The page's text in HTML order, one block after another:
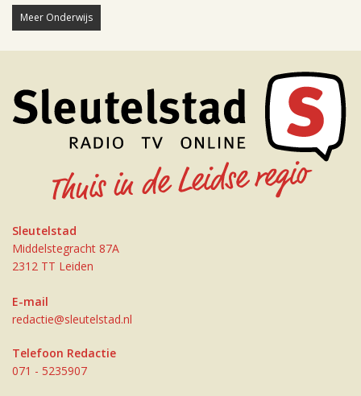
Meer Onderwijs
Sleutelstad
Middelstegracht 87A
2312 TT Leiden
E-mail
redactie@sleutelstad.nl
Telefoon Redactie
071 - 5235907